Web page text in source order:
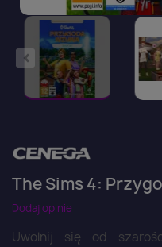
The Sims 4:
Dodaj opinie
Uwolnij się od